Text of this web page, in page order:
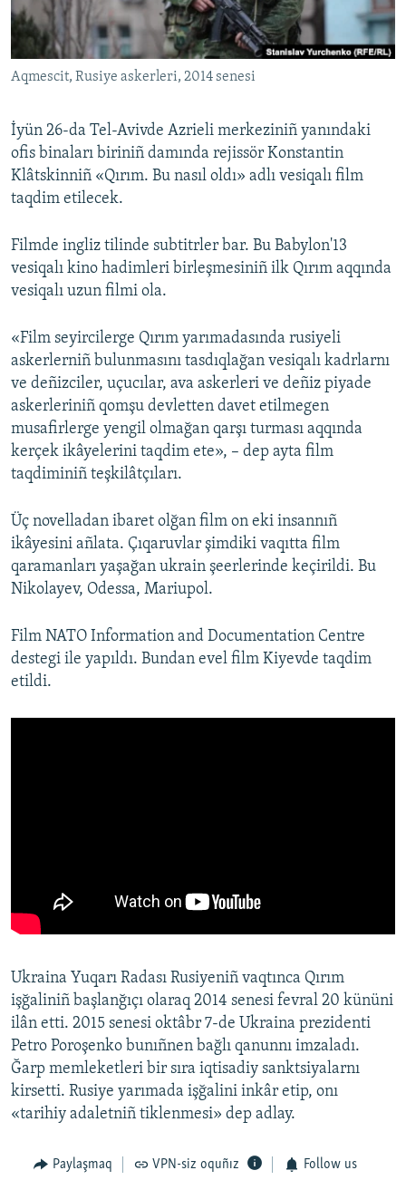
Русский
Українською
RFE/RS bütün saytları
Aqmescit, Rusiye askerleri, 2014 senesi
İyün 26-da Tel-Avivde Azrieli merkeziniñ yanındaki
ofis binaları biriniñ damında rejissör Konstantin
Klâtskinniñ «Qırım. Bu nasıl oldı» adlı vesiqalı film
taqdim etilecek.
Filmde ingliz tilinde subtitrler bar. Bu Babylon'13
vesiqalı kino hadimleri birleşmesiniñ ilk Qırım aqqında
vesiqalı uzun filmi ola.
«Film seyircilerge Qırım yarımadasında rusiyeli
askerlerniñ bulunmasını tasdıqlağan vesiqalı kadrlarnı
ve deñizciler, uçucılar, ava askerleri ve deñiz piyade
askerleriniñ qomşu devletten davet etilmegen
musafirlerge yengil olmağan qarşı turması aqqında
kerçek ikâyelerini taqdim ete», – dep ayta film
taqdiminiñ teşkilâtçıları.
Üç novelladan ibaret olğan film on eki insannıñ
ikâyesini añlata. Çıqaruvlar şimdiki vaqıtta film
qaramanları yaşağan ukrain şeerlerinde keçirildi. Bu
Nikolayev, Odessa, Mariupol.
Film NATO Information and Documentation Centre
destegi ile yapıldı. Bundan evel film Kiyevde taqdim
etildi.
Ukraina Yuqarı Radası Rusiyeniñ vaqtınca Qırım
işğaliniñ başlanğıçı olaraq 2014 senesi fevral 20 kününi
ilân etti. 2015 senesi oktâbr 7-de Ukraina prezidenti
Petro Poroşenko bunıñnen bağlı qanunnı imzaladı.
Ğarp memleketleri bir sıra iqtisadiy sanktsiyalarnı
kirsetti. Rusiye yarımada işğalini inkâr etip, onı
«tarihiy adaletniñ tiklenmesi» dep adlay.
Paylaşmaq VPN-siz oquñız Follow us